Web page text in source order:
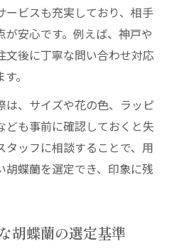
ービスも充実しており、相手
安心です。例えば、神戸や
文後に丁寧な問い合わせ対応
。
は、サイズや花の色、ラッピ
ども事前に確認しておくと失
ッフに相談することで、用
蝶蘭を選定でき、印象に残
胡蝶蘭の選定基準